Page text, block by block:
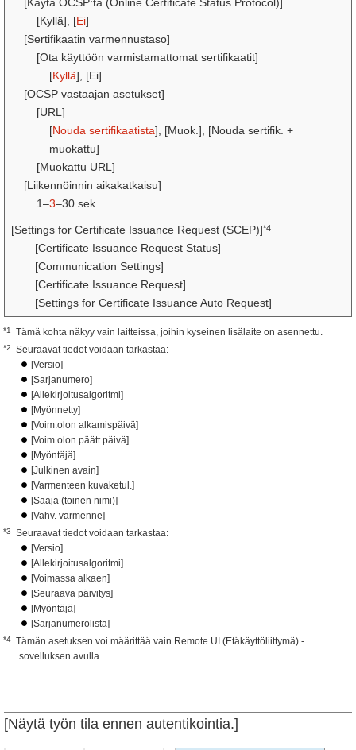
[Kyllä], [Ei]
[Sertifikaatin varmennustaso]
[Ota käyttöön varmistamattomat sertifikaatit]
[Kyllä], [Ei]
[OCSP vastaajan asetukset]
[URL]
[Nouda sertifikaatista], [Muok.], [Nouda sertifik. +
muokattu]
[Muokattu URL]
[Liikennöinnin aikakatkaisu]
1–3–30 sek.
[Settings for Certificate Issuance Request (SCEP)]*4
[Certificate Issuance Request Status]
[Communication Settings]
[Certificate Issuance Request]
[Settings for Certificate Issuance Auto Request]
*1 Tämä kohta näkyy vain laitteissa, joihin kyseinen lisälaite on asennettu.
*2
Seuraavat tiedot voidaan tarkastaa:
[Versio]
[Sarjanumero]
[Allekirjoitusalgoritmi]
[Myönnetty]
[Voim.olon alkamispäivä]
[Voim.olon päätt.päivä]
[Myöntäjä]
[Julkinen avain]
[Varmenteen kuvaketul.]
[Saaja (toinen nimi)]
[Vahv. varmenne]
*3
Seuraavat tiedot voidaan tarkastaa:
[Versio]
[Allekirjoitusalgoritmi]
[Voimassa alkaen]
[Seuraava päivitys]
[Myöntäjä]
[Sarjanumerolista]
*4 Tämän asetuksen voi määrittää vain Remote UI (Etäkäyttöliittymä) -
sovelluksen avulla.
[Näytä työn tila ennen autentikointia.]